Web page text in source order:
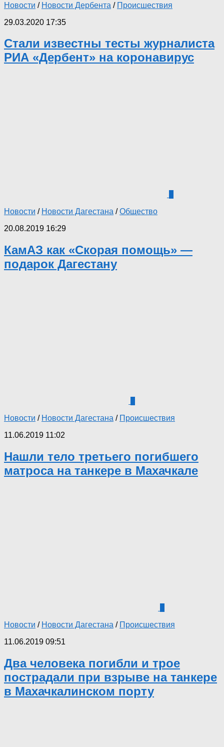
Новости / Новости Дербента / Происшествия
29.03.2020 17:35
Стали известны тесты журналиста
РИА «Дербент» на коронавирус
Новости / Новости Дагестана /Общество
20.08.2019 16:29
КамАЗ как «Скорая помощь» —
подарок Дагестану
Новости / Новости Дагестана / Происшествия
11.06.2019 11:02
Нашли тело третьего погибшего
матроса на танкере в Махачкале
Новости / Новости Дагестана / Происшествия
11.06.2019 09:51
Два человека погибли и трое
пострадали при взрыве на танкере
в Махачкалинском порту